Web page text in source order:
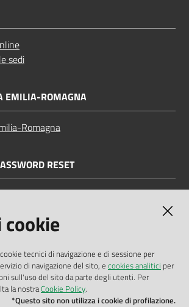
sedi
EMILIA-ROMAGNA
Romagna
RESET
cookie
tecnici di navigazione e di sessione per
di navigazione del sito, e cookies analitici per
sull'uso del sito da parte degli utenti. Per
la nostraCookie Policy.
*Questo sito non utilizza i cookie di profilazione.